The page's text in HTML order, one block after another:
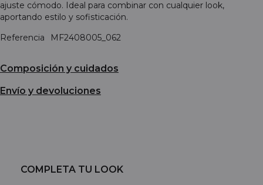
ajuste cómodo. Ideal para combinar con cualquier look,
aportando estilo y sofisticación.
Referencia
MF2408005_062
Composición y cuidados
Envío y devoluciones
COMPLETA TU LOOK